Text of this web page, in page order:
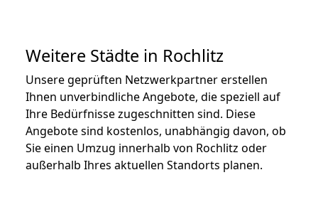
Weitere Städte in Rochlitz
Unsere geprüften Netzwerkpartner erstellen
Ihnen unverbindliche Angebote, die speziell auf
Ihre Bedürfnisse zugeschnitten sind. Diese
Angebote sind kostenlos, unabhängig davon, ob
Sie einen Umzug innerhalb von Rochlitz oder
außerhalb Ihres aktuellen Standorts planen.